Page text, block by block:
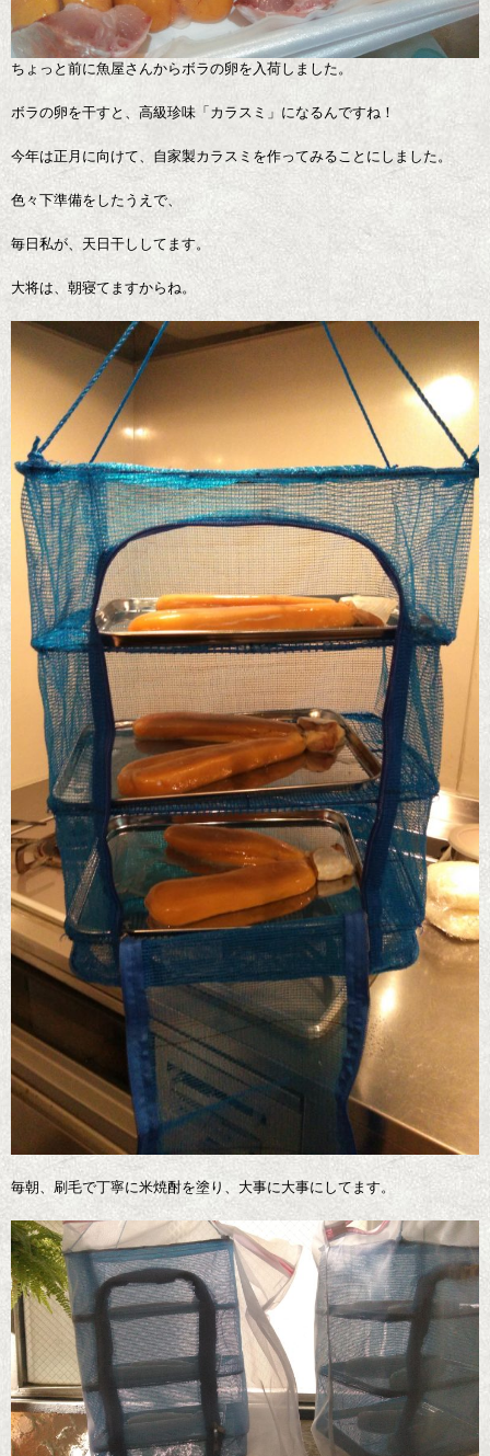
ちょっと前に魚屋さんからボラの卵を入荷しました。
ボラの卵を干すと、高級珍味「カラスミ」になるんですね！
今年は正月に向けて、自家製カラスミを作ってみることにしました。
色々下準備をしたうえで、
毎日私が、天日干ししてます。
大将は、朝寝てますからね。
毎朝、刷毛で丁寧に米焼酎を塗り、大事に大事にしてます。